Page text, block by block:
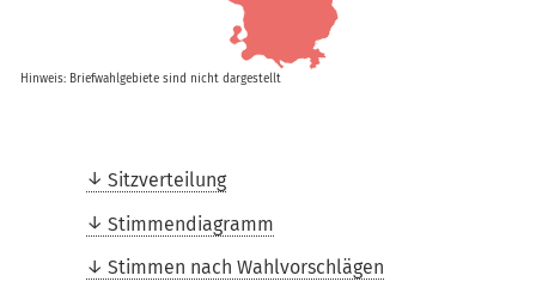
Hinweis: Briefwahlgebiete sind nicht dargestellt
Sitzverteilung
Stimmendiagramm
Stimmen nach Wahlvorschlägen